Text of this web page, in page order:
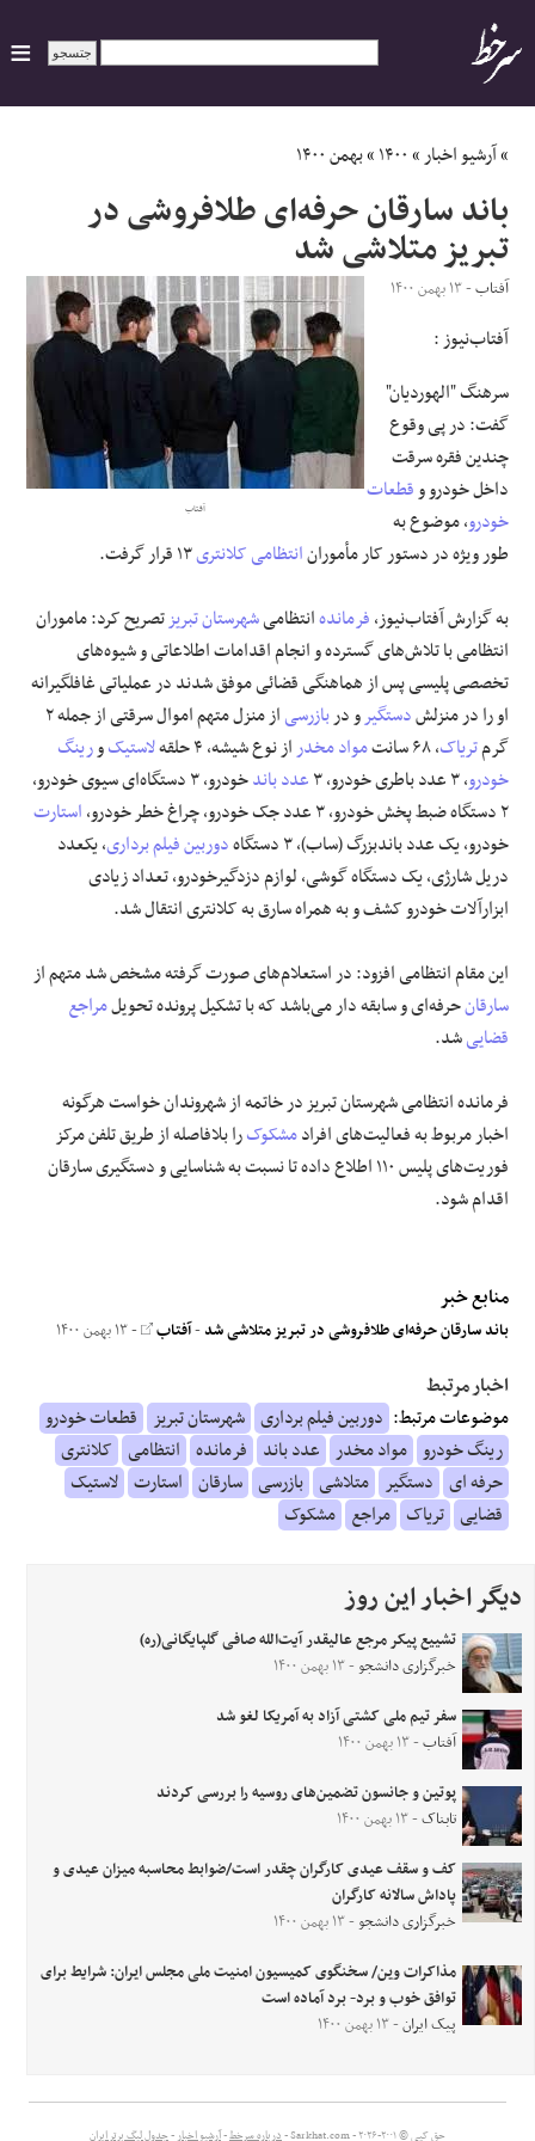
ایران
سیاسی
اقتصاد
ورزشی
جهان
اجتماعی
حوادث
فرهنگی و هنری
مقالات
»آرشیو اخبار»۱۴۰۰»بهمن ۱۴۰۰
باند سارقان حرفه‌ای طلافروشی در
تبریز متلاشی شد
آفتاب
آفتاب- ۱۳ بهمن ۱۴۰۰
آفتاب‌‌نیوز :
سرهنگ "الهوردیان"
گفت: در پی وقوع
چندین فقره سرقت
داخل خودرو وقطعات
خودرو، موضوع به
طور ویژه در دستور کار مأمورانانتظامیکلانتری۱۳ قرار گرفت.
به گزارش آفتاب‌نیوز،فرماندهانتظامیشهرستان تبریزتصریح کرد: ماموران
انتظامی با تلاش‌های گسترده و انجام اقدامات اطلاعاتی و شیوه‌های
تخصصی پلیسی پس از هماهنگی قضائی موفق شدند در عملیاتی غافلگیرانه
او را در منزلشدستگیرو دربازرسی
از منزل متهم اموال سرقتی از جمله ۲
گرمتریاک، ۶۸ سانت مواد مخدراز نوع شیشه، ۴ حلقه لاستیکورینگ
خودرو، ۳ عدد باطری خودرو، ۳ عدد باند
خودرو، ۳ دستگاه‌ای سیوی خودرو،
۲ دستگاه ضبط پخش خودرو، ۳ عدد جک خودرو، چراغ خطر خودرو،
استارت
خودرو، یک عدد باندبزرگ (ساب)، ۳ دستگاه
دوربین فیلم برداری، یکعدد
دریل شارژی، یک دستگاه گوشی، لوازم دزدگیرخودرو، تعداد زیادی
ابزارآلات خودرو کشف و به همراه سارق به کلانتری انتقال شد.
این مقام انتظامی افزود: در استعلام‌های صورت گرفته مشخص شد متهم از
سارقانحرفه‌ای و سابقه دار می‌باشد که با تشکیل پرونده تحویلمراجع
قضاییشد.
فرمانده انتظامی شهرستان تبریز در خاتمه از شهروندان خواست هرگونه
اخبار مربوط به فعالیت‌های افرادمشکوکرا بلافاصله از طریق تلفن مرکز
فوریت‌های پلیس ۱۱۰ اطلاع داده تا نسبت به شناسایی و دستگیری سارقان
اقدام شود.
منابع خبر
باند سارقان حرفه‌ای طلافروشی در تبریز متلاشی شد-آفتاب - ۱۳ بهمن ۱۴۰۰
اخبار مرتبط
موضوعات مرتبط: دوربین فیلم برداری شهرستان تبریز قطعات خودرو
رینگ خودرو مواد مخدر عدد باند فرمانده انتظامی کلانتری
حرفه ای دستگیر متلاشی بازرسی سارقان استارت لاستیک
قضایی تریاک مراجع مشکوک
دیگر اخبار این روز
تشییع پیکر مرجع عالیقدر آیت‌الله صافی گلپایگانی(ره)
خبرگزاری دانشجو- ۱۳ بهمن ۱۴۰۰
سفر تیم ملی کشتی آزاد به آمریکا لغو شد
آفتاب- ۱۳ بهمن ۱۴۰۰
پوتین و جانسون تضمین‌های روسیه را بررسی کردند
تابناک- ۱۳ بهمن ۱۴۰۰
کف و سقف عیدی کارگران چقدر است/ضوابط محاسبه میزان عیدی و
پاداش سالانه کارگران
خبرگزاری دانشجو- ۱۳ بهمن ۱۴۰۰
مذاکرات وین/ سخنگوی کمیسیون امنیت ملی مجلس ایران: شرایط برای
توافق خوب و برد- برد آماده است
پیک ایران- ۱۳ بهمن ۱۴۰۰
حق کپی © ۲۰۰۱-۲۰۲۶ - Sarkhat.com - درباره سرخط-آرشیو اخبار-جدول لیگ برتر ایران